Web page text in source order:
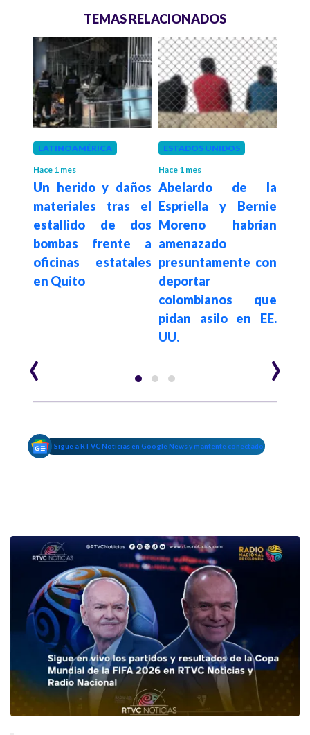
TEMAS RELACIONADOS
LATINOAMÉRICA
Hace 1 mes
Un herido y daños
materiales tras el
estallido de dos
bombas frente a
oficinas estatales
en Quito
ESTADOS UNIDOS
Hace 1 mes
Abelardo de la
Espriella y Bernie
Moreno habrían
amenazado
presuntamente con
deportar
colombianos que
pidan asilo en EE.
UU.
‹ ›
Sigue a RTVC Noticias en Google News y mantente conectado